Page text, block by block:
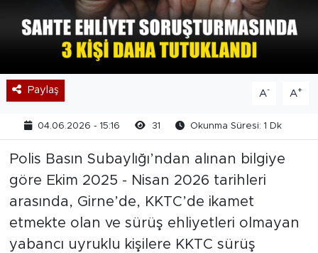
Paylaş A- A+
04.06.2026 - 15:16 31 Okunma Süresi: 1 Dk
Polis Basın Subaylığı’ndan alınan bilgiye
göre Ekim 2025 - Nisan 2026 tarihleri
arasında, Girne’de, KKTC’de ikamet
etmekte olan ve sürüş ehliyetleri olmayan
yabancı uyruklu kişilere KKTC sürüş